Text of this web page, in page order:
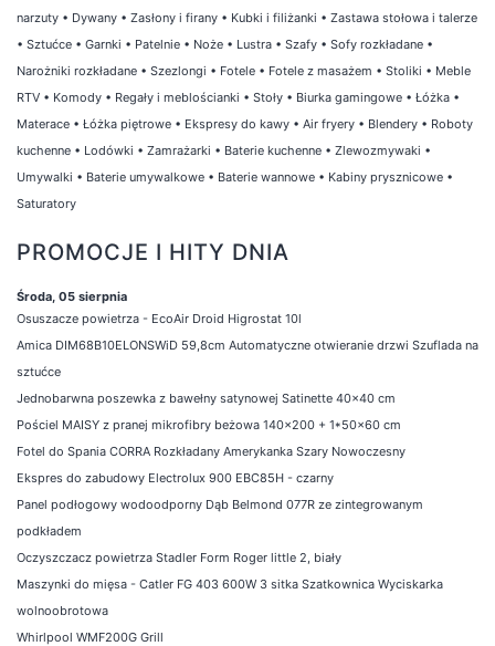
narzuty • Dywany • Zasłony i firany • Kubki i filiżanki • Zastawa stołowa i talerze
• Sztućce • Garnki • Patelnie • Noże • Lustra • Szafy • Sofy rozkładane •
Narożniki rozkładane • Szezlongi • Fotele • Fotele z masażem • Stoliki • Meble
RTV • Komody • Regały i meblościanki • Stoły • Biurka gamingowe • Łóżka •
Materace • Łóżka piętrowe • Ekspresy do kawy • Air fryery • Blendery • Roboty
kuchenne • Lodówki • Zamrażarki • Baterie kuchenne • Zlewozmywaki •
Umywalki • Baterie umywalkowe • Baterie wannowe • Kabiny prysznicowe •
Saturatory
PROMOCJE I HITY DNIA
Środa, 05 sierpnia
Osuszacze powietrza - EcoAir Droid Higrostat 10l
Amica DIM68B10ELONSWiD 59,8cm Automatyczne otwieranie drzwi Szuflada na
sztućce
Jednobarwna poszewka z bawełny satynowej Satinette 40x40 cm
Pościel MAISY z pranej mikrofibry beżowa 140x200 + 1*50x60 cm
Fotel do Spania CORRA Rozkładany Amerykanka Szary Nowoczesny
Ekspres do zabudowy Electrolux 900 EBC85H - czarny
Panel podłogowy wodoodporny Dąb Belmond 077R ze zintegrowanym
podkładem
Oczyszczacz powietrza Stadler Form Roger little 2, biały
Maszynki do mięsa - Catler FG 403 600W 3 sitka Szatkownica Wyciskarka
wolnoobrotowa
Whirlpool WMF200G Grill